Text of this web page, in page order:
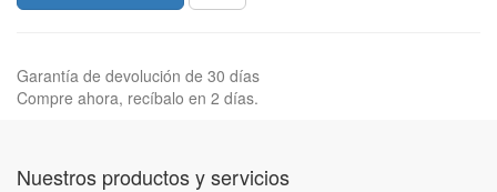
Garantía de devolución de 30 días
Compre ahora, recíbalo en 2 días.
Nuestros productos y servicios